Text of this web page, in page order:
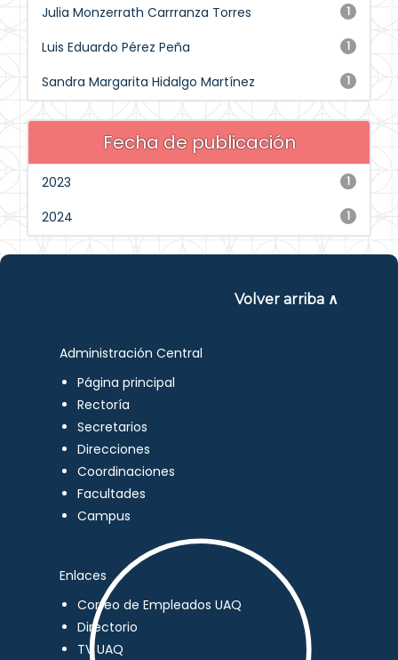
1
Julia Monzerrath Carrranza Torres
1
Luis Eduardo Pérez Peña
1
Sandra Margarita Hidalgo Martínez
Fecha de publicación
1
2023
1
2024
Volver arriba ∧
Administración Central
Página principal
Rectoría
Secretarios
Direcciones
Coordinaciones
Facultades
Campus
Enlaces
Correo de Empleados UAQ
Directorio
TV UAQ